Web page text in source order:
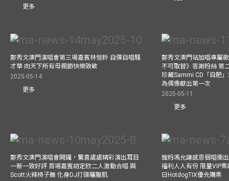
更多
鄭秀文澳門演唱會第三場嘉賓林愷鈴 自彈自唱騷
才華 向天下所有母親節快樂致敬
2025-05-14
更多
鄭秀文澳門站加唱專屬
不可取替》答謝粉絲 第
珍藏Sammi CD「自肥
為偶像獻出第一次
2025-05-11
更多
鄭秀文澳門演唱會開鑼，驚喜處處精彩演出耳目
一新一致好評 首場嘉賓胡定欣二人激動合唱 與
Scott火辣椅子舞 化身DJ打碟曬腹肌
寵粉馮允謙感恩個唱衝
福利人人有份 限量VIP
日HotdogTIX優先購票